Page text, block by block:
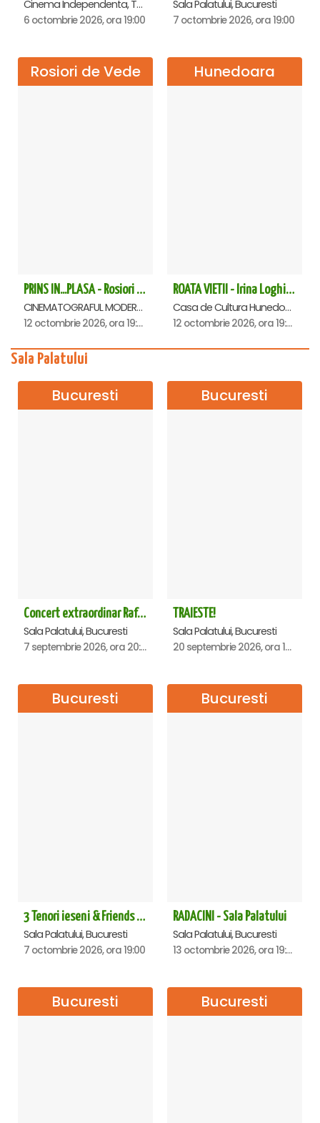
Cinema Independenta, Targoviste
6 octombrie 2026, ora 19:00
Sala Palatului, Bucuresti
7 octombrie 2026, ora 19:00
Rosiori de Vede
PRINS IN...PLASA - Rosiori de Vede
CINEMATOGRAFUL MODERN, Rosiori de Vede
12 octombrie 2026, ora 19:00
Hunedoara
ROATA VIETII - Irina Loghin și Maria Dragomiroiu - Hunedoara
Casa de Cultura Hunedoara - Centrul Cultural Corviniana , Hunedoara
12 octombrie 2026, ora 19:00
Sala Palatului
Bucuresti
Concert extraordinar Rafet El Roman - Sala Palatului
Sala Palatului, Bucuresti
7 septembrie 2026, ora 20:00
Bucuresti
TRAIESTE!
Sala Palatului, Bucuresti
20 septembrie 2026, ora 18:00
Bucuresti
3 Tenori ieseni & Friends - Sala Palatului
Sala Palatului, Bucuresti
7 octombrie 2026, ora 19:00
Bucuresti
RADACINI - Sala Palatului
Sala Palatului, Bucuresti
13 octombrie 2026, ora 19:00
Bucuresti Bucuresti